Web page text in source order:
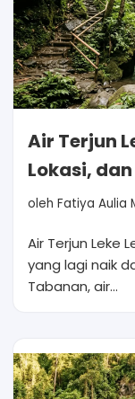
Air Terjun
Lokasi,
oleh Fatiya Aulia
Air Terjun Leke
yang lagi naik
Tabanan, air…